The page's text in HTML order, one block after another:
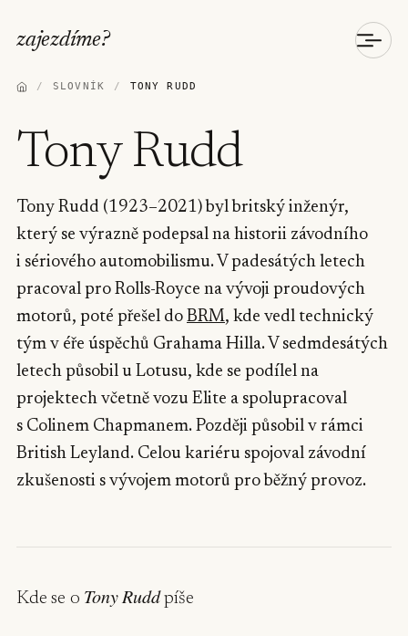
zajezdíme?
/ SLOVNÍK / TONY RUDD
Tony Rudd
Tony Rudd (1923–2021) byl britský inženýr,
který se výrazně podepsal na historii závodního
i sériového automobilismu. V padesátých letech
pracoval pro Rolls-Royce na vývoji proudových
motorů, poté přešel do BRM, kde vedl technický
tým v éře úspěchů Grahama Hilla. V sedmdesátých
letech působil u Lotusu, kde se podílel na
projektech včetně vozu Elite a spolupracoval
s Colinem Chapmanem. Později působil v rámci
British Leyland. Celou kariéru spojoval závodní
zkušenosti s vývojem motorů pro běžný provoz.
Kde se o Tony Ruddpíše